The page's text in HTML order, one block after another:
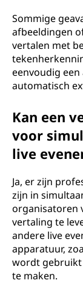
Sommige
afbeeldingen
vertalen met
eenvoudig
automatisch
Kan een
voor
live
Ja, er zijn
zijn in
organisatoren
vertaling te
andere live
apparatuur,
wordt gebruikt
te maken.